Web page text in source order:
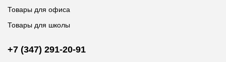
Товары для офиса
Товары для школы
+7 (347) 291-20-91